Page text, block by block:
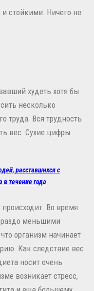
стойкими. Ничего не
худеть хотя бы
несколько
труда. Вся трудность
вес. Сухие цифры
расставшихся с
течение года.
Во время
меньшими
организм начинает
Как следствие вес
носит очень
возникает стресс,